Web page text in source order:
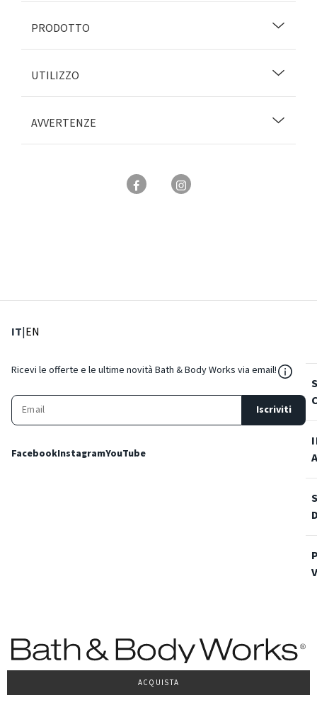
ACQUISTA
PRODOTTO
UTILIZZO
AVVERTENZE
IT: Lingua corrente
|EN
Ricevi le offerte e le ultime novità Bath & Body Works via email!
Iscriviti
FacebookInstagramYouTube
Condizioni Generali di venditaPrivacy PolicyCookie PolicyAccessibilità